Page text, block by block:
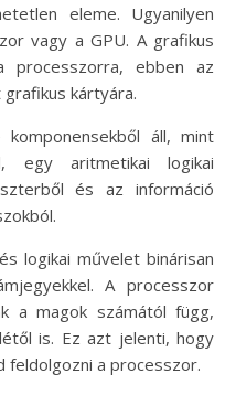
eleme. Ugyanilyen
vagy a GPU. A grafikus
processzorra, ebben az
kártyára.
áll, mint
egy aritmetikai logikai
és az információ
logikai művelet binárisan
A processzor
a magok számától függ,
is. Ez azt jelenti, hogy
a processzor.